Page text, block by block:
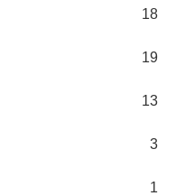
18
19
13
3
1